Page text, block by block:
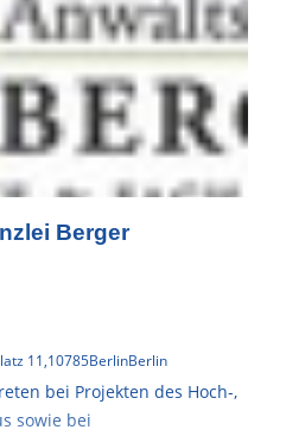
Berger
11,10785BerlinBerlin
bei Projekten des Hoch-,
sowie bei